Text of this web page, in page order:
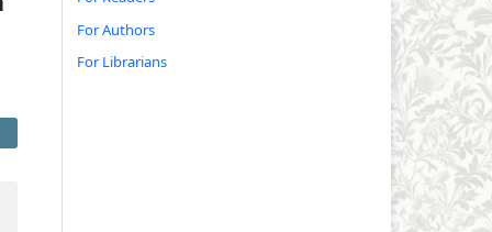
For Authors
For Librarians